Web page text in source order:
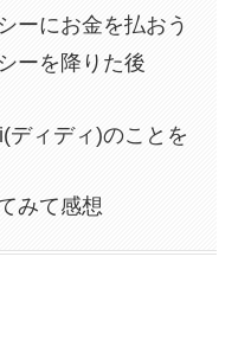
ーにお金を払おう
ーを降りた後
ディディ)のことを
みて感想